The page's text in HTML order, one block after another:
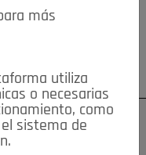
CONTACTO
su contraseña?
más
utiliza
o necesarias
como
sistema de